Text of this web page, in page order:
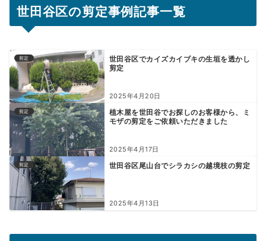
世田谷区の剪定事例記事一覧
剪定
世田谷区でカイズカイブキの生垣を透かし
剪定
2025年4月20日
剪定
植木屋を世田谷でお探しのお客様から、ミ
モザの剪定をご依頼いただきました
2025年4月17日
剪定 世田谷区尾山台でシラカシの越境枝の剪定
2025年4月13日